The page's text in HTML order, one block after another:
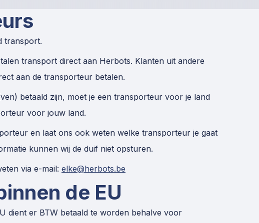
transport.
transport direct aan Herbots. Klanten uit andere
aan de transporteur betalen.
betaald zijn, moet je een transporteur voor je land
voor jouw land.
en laat ons ook weten welke transporteur je gaat
kunnen wij de duif niet opsturen.
via e-mail: elke@herbots.be
de EU
dient er BTW betaald te worden behalve voor